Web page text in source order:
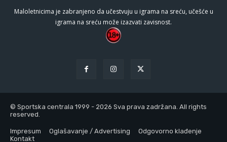
Maloletnicima je zabranjeno da učestvuju u igrama na sreću, učešće u
igrama na sreću može izazvati zavisnost.
© Sportska centrala 1999 - 2026 Sva prava zadržana. All rights
reserved.
Impresum Oglašavanje / Advertising
Odgovorno klađenje
Kontakt